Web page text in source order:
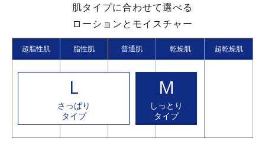
肌タイプに合わせて選べる
ローションとモイスチャー
超脂性肌 脂性肌 普通肌 乾燥肌 超乾燥肌
L
さっぱり
タイプ
M
しっとり
タイプ